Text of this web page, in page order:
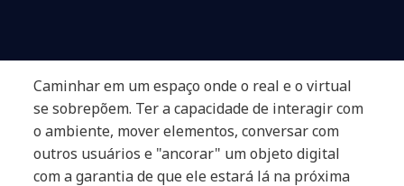
Caminhar em um espaço onde o real e o virtual
se sobrepõem. Ter a capacidade de interagir com
o ambiente, mover elementos, conversar com
outros usuários e "ancorar" um objeto digital
com a garantia de que ele estará lá na próxima